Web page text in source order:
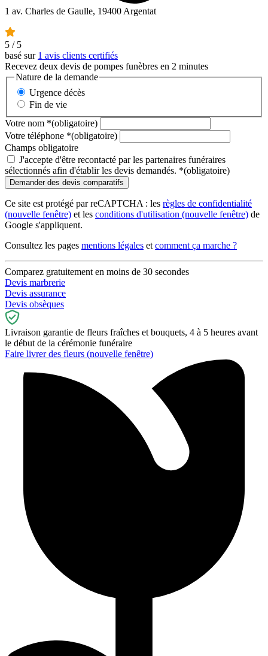
1 av. Charles de Gaulle, 19400 Argentat
5 / 5
basé sur 1 avis clients certifiés
Recevez deux devis de pompes funèbres en 2 minutes
Nature de la demande
Urgence décès
Fin de vie
Votre nom *(obligatoire)
Votre téléphone *(obligatoire)
Champs obligatoire
J'accepte d'être recontacté par les partenaires funéraires
sélectionnés afin d'établir les devis demandés. *(obligatoire)
Ce site est protégé par reCAPTCHA : les règles de confidentialité
(nouvelle fenêtre) et les conditions d'utilisation (nouvelle fenêtre) de
Google s'appliquent.
Consultez les pages mentions légales et comment ça marche ?
Comparez gratuitement en moins de 30 secondes
Devis marbrerie
Devis assurance
Devis obsèques
Livraison garantie de fleurs fraîches et bouquets, 4 à 5 heures avant
le début de la cérémonie funéraire
Faire livrer des fleurs (nouvelle fenêtre)